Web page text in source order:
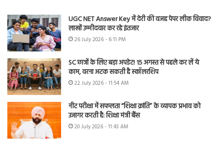
UGC NET Answer Key में देरी की वजह पेपर लीक विवाद?
लाखों उम्मीदवार कर रहे इंतजार
26 July 2026 - 6:11 PM
SC छात्रों के लिए बड़ा अपडेट! 15 अगस्त से पहले कर लें ये
काम, वरना अटक सकती है स्कॉलरशिप
22 July 2026 - 11:54 AM
नीट परीक्षा में सफलता “शिक्षा क्रांति” के व्यापक प्रभाव को
उजागर करती है: शिक्षा मंत्री बैंस
20 July 2026 - 11:43 AM